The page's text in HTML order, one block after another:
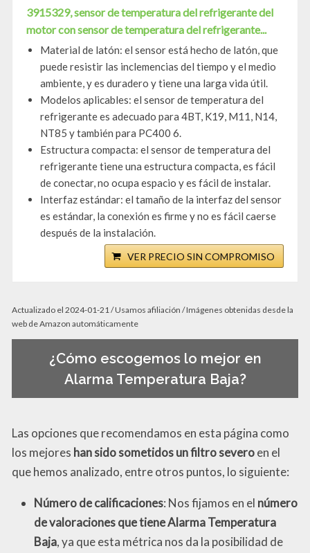
3915329, sensor de temperatura del refrigerante del
motor con sensor de temperatura del refrigerante...
Material de latón: el sensor está hecho de latón, que
puede resistir las inclemencias del tiempo y el medio
ambiente, y es duradero y tiene una larga vida útil.
Modelos aplicables: el sensor de temperatura del
refrigerante es adecuado para 4BT, K19, M11, N14,
NT85 y también para PC400 6.
Estructura compacta: el sensor de temperatura del
refrigerante tiene una estructura compacta, es fácil
de conectar, no ocupa espacio y es fácil de instalar.
Interfaz estándar: el tamaño de la interfaz del sensor
es estándar, la conexión es firme y no es fácil caerse
después de la instalación.
VER PRECIO SIN COMPROMISO
Actualizado el 2024-01-21 / Usamos afiliación / Imágenes obtenidas desde la
web de Amazon automáticamente
¿Cómo escogemos lo mejor en
Alarma Temperatura Baja?
Las opciones que recomendamos en esta página como
los mejores han sido sometidos un filtro severoen el
que hemos analizado, entre otros puntos, lo siguiente:
Número de calificaciones: Nos fijamos en el número
de valoraciones que tiene Alarma Temperatura
Baja, ya que esta métrica nos da la posibilidad de